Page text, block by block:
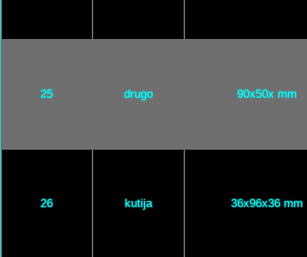
25 drugo 90x50x mm
26 kutija 36x96x36 mm